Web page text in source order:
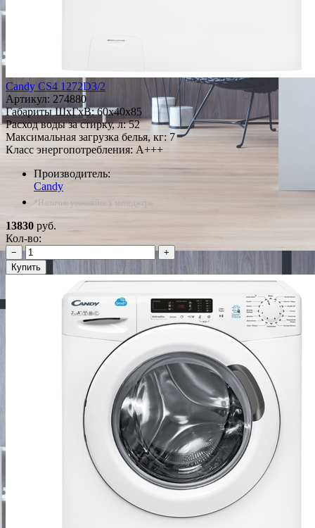
Candy CS4 1272D3/2
Артикул: 274880
Габариты ШxГxВ: 60x40x85
Расход воды за стирку, л: 52
Максимальная загрузка белья, кг: 7
Класс энергопотребления: A+++
Производитель:
Candy
*Наличие уточняйте у менеджера
13830 руб.
Кол-во:
−
+
Купить